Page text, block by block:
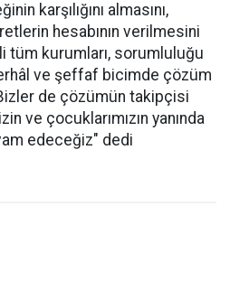
karşılığını almasını,
hesabının verilmesini
tüm kurumları, sorumluluğu
ve şeffaf bicimde çözüm
de çözümün takipçisi
ve çocuklarımızın yanında
edeceğiz" dedi